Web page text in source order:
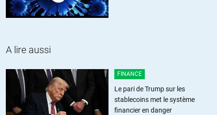
A lire aussi
FINANCE
Le pari de Trump sur les
stablecoins met le système
financier en danger